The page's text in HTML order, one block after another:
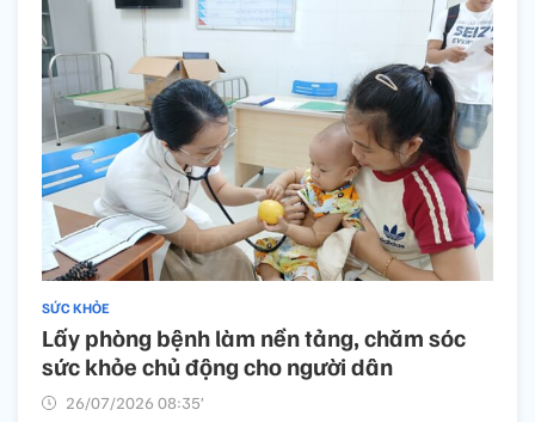
SỨC KHỎE
Lấy phòng bệnh làm nền tảng, chăm sóc
sức khỏe chủ động cho người dân
26/07/2026 08:35’